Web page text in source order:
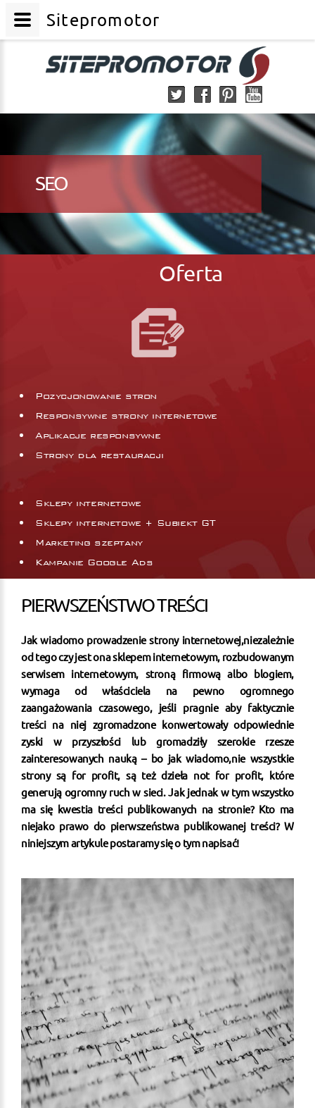
SEO
Oferta
Pozycjonowanie stron
Responsywne strony internetowe
Aplikacje responsywne
Strony dla restauracji
Sklepy internetowe
Sklepy internetowe + Subiekt GT
Marketing szeptany
Kampanie Google Ads
PIERWSZEŃSTWO TREŚCI
Jak wiadomo prowadzenie strony internetowej,niezależnie
od tego czy jest ona sklepem internetowym, rozbudowanym
serwisem internetowym, stroną firmową albo blogiem,
wymaga od właściciela na pewno ogromnego
zaangażowania czasowego, jeśli pragnie aby faktycznie
treści na niej zgromadzone konwertowały odpowiednie
zyski w przyszłości lub gromadziły szerokie rzesze
zainteresowanych nauką – bo jak wiadomo,nie wszystkie
strony są for profit, są też dzieła not for profit, które
generują ogromny ruch w sieci. Jak jednak w tym wszystko
ma się kwestia treści publikowanych na stronie? Kto ma
niejako prawo do pierwszeństwa publikowanej treści? W
niniejszym artykule postaramy się o tym napisać!
Sitepromotor